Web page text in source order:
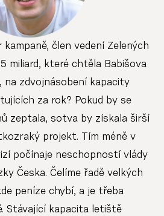
člen vedení Zelených
miliard, které chtěla Babišova
zdvojnásobení kapacity
za rok? Pokud by se
zeptala, sotva by získala širší
projekt. Tím méně v
počínaje neschopností vlády
Česka. Čelíme řadě velkých
peníze chybí, a je třeba
Stávající kapacita letiště